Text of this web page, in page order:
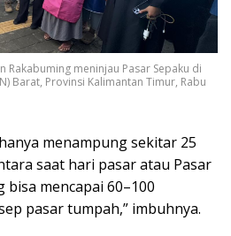
Rakabuming meninjau Pasar Sepaku di
Barat, Provinsi Kalimantan Timur, Rabu
menampung sekitar 25
saat hari pasar atau Pasar
bisa mencapai 60–100
pasar tumpah,” imbuhnya.